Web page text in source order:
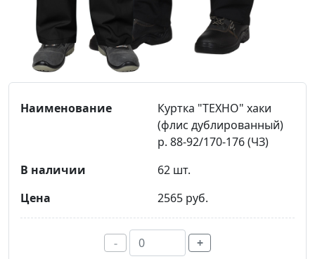
Куртка "ТЕХНО" хаки
(флис дублированный)
р. 88-92/170-176 (ЧЗ)
62 шт.
2565 руб.
- +